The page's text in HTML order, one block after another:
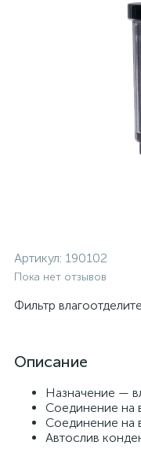
Артикул: 190102
Пока нет отзывов
Фильтр
Описание
Назначение —
Соединение
Соединение на
Автослив